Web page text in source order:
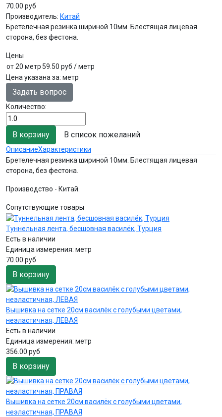
70.00 руб
Производитель: Китай
Бретелечная резинка шириной 10мм. Блестящая лицевая
сторона, без фестона.
Цены
от 20 метр 59.50 руб / метр
Цена указана за: метр
Задать вопрос
Количество:
В список пожеланий
ОписаниеХарактеристики
Бретелечная резинка шириной 10мм. Блестящая лицевая
сторона, без фестона.
Производство - Китай.
Сопутствующие товары
Туннельная лента, бесшовная василёк, Турция
Есть в наличии
Единица измерения: метр
70.00 руб
В корзину
Вышивка на сетке 20см василёк с голубыми цветами,
неэластичная, ЛЕВАЯ
Есть в наличии
Единица измерения: метр
356.00 руб
В корзину
Вышивка на сетке 20см василёк с голубыми цветами,
неэластичная, ПРАВАЯ